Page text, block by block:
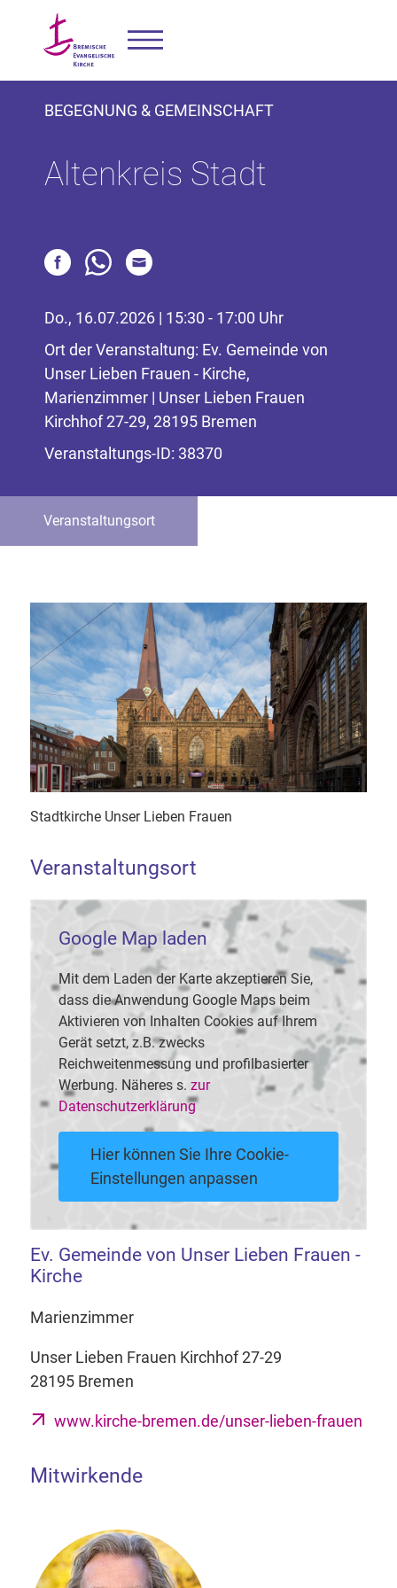
BEGEGNUNG & GEMEINSCHAFT
Altenkreis Stadt
Do., 16.07.2026 | 15:30 - 17:00 Uhr
Ort der Veranstaltung: Ev. Gemeinde von
Unser Lieben Frauen - Kirche,
Marienzimmer | Unser Lieben Frauen
Kirchhof 27-29, 28195 Bremen
Veranstaltungs-ID: 38370
Veranstaltungsort
Stadtkirche Unser Lieben Frauen
Veranstaltungsort
Google Map laden
Mit dem Laden der Karte akzeptieren Sie,
dass die Anwendung Google Maps beim
Aktivieren von Inhalten Cookies auf Ihrem
Gerät setzt, z.B. zwecks
Reichweitenmessung und profilbasierter
Werbung. Näheres s. zur
Datenschutzerklärung
Hier können Sie Ihre Cookie-
Einstellungen anpassen
Ev. Gemeinde von Unser Lieben Frauen -
Kirche
Marienzimmer
Unser Lieben Frauen Kirchhof 27-29
28195 Bremen
www.kirche-bremen.de/unser-lieben-frauen
Mitwirkende